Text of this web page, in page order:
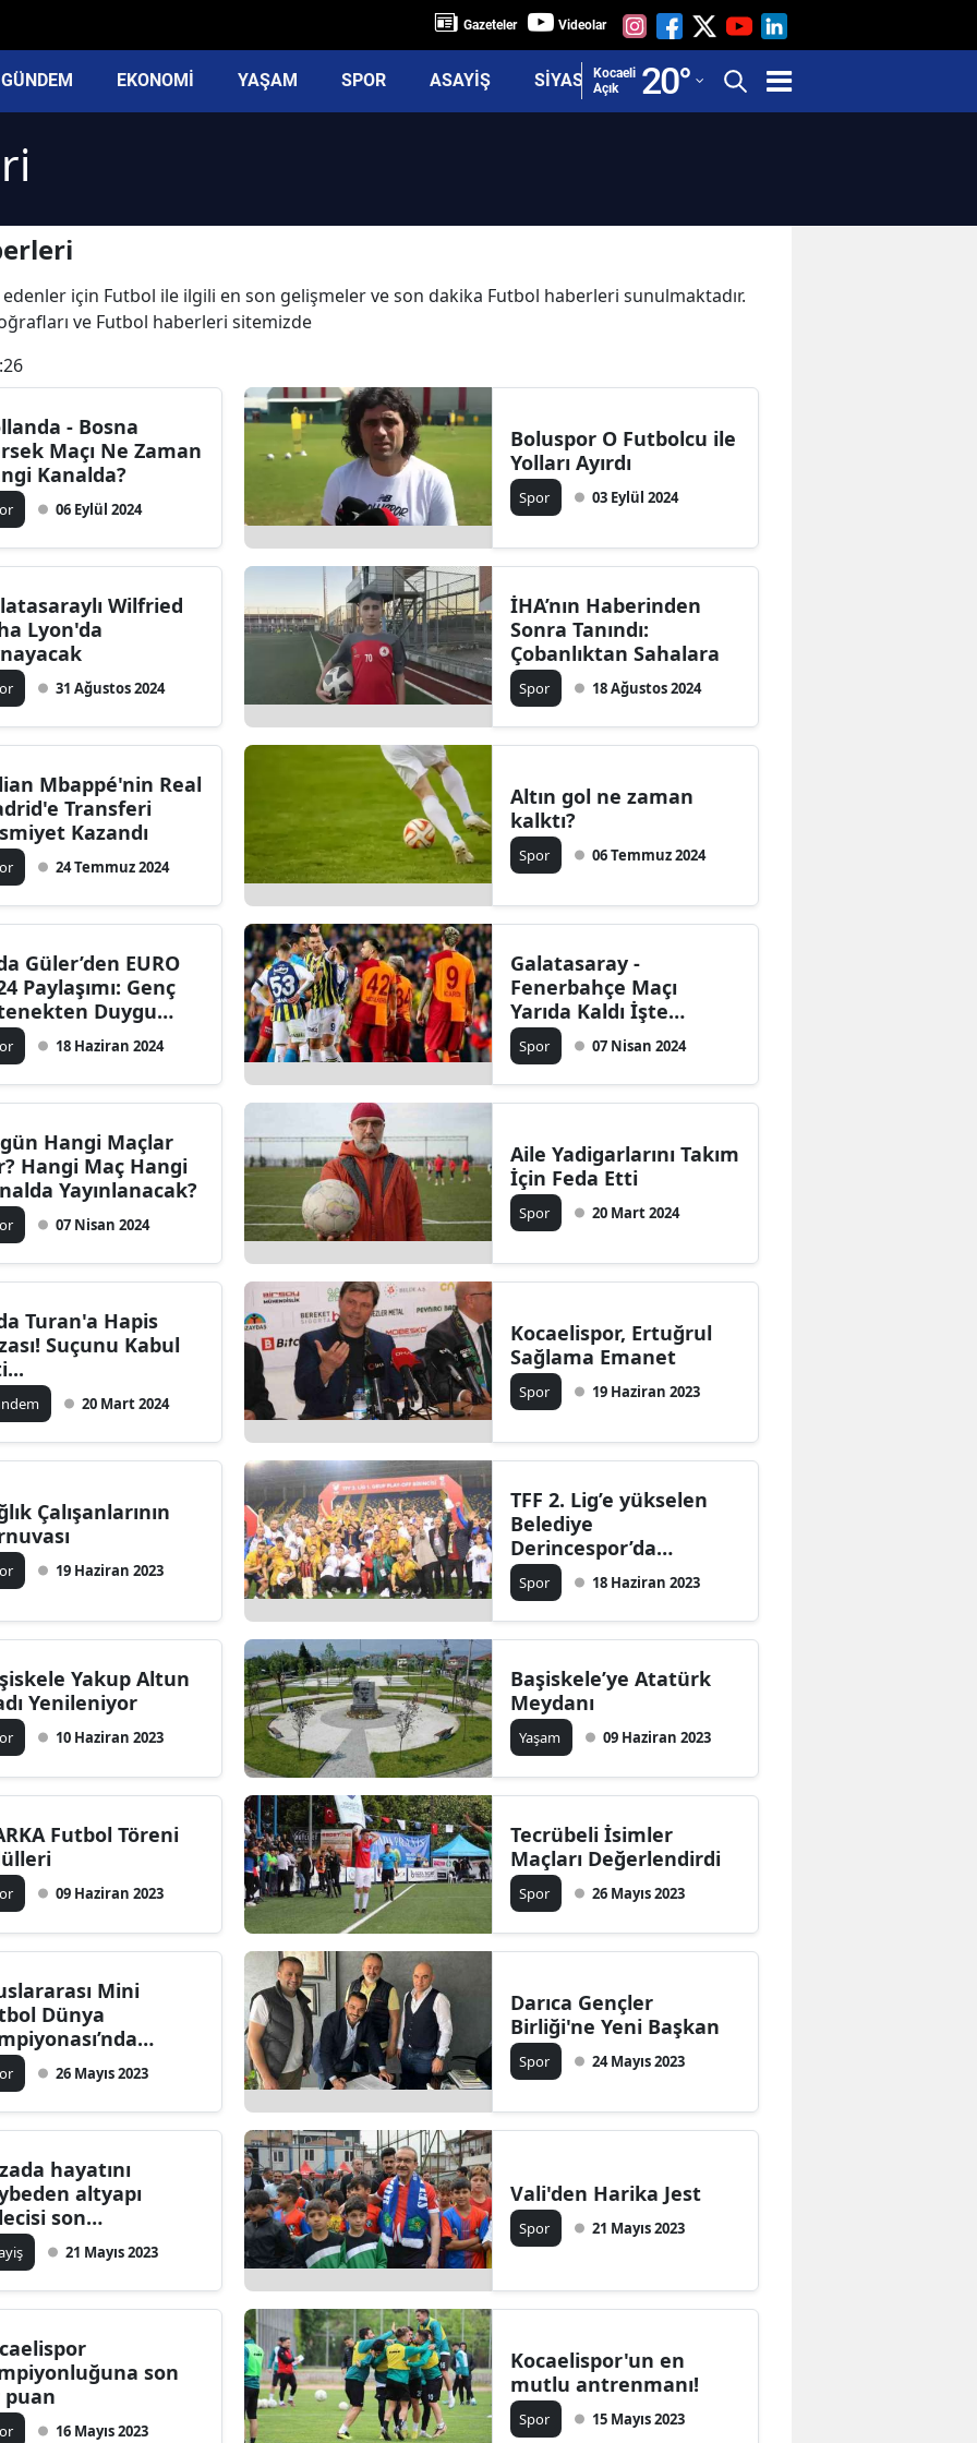
Gazeteler Videolar
GÜNDEM EKONOMİ YAŞAM SPOR ASAYİŞ SİYASETKocaeli
Açık
20°
Adana
Adıyaman
Ankara
Balıkesir
Bilecik
Bitlis
Bolu
Burdur
Diyarbakır
Edirne
Elazığ
Eskişehir
Hakkari
Mersin
İstanbul
İzmir
Kastamonu
Kocaeli
Konya
Manisa
Kahramanmaraş
Rize
Sakarya
için Futbol ile ilgili en son gelişmeler ve son dakika Futbol haberleri sunulmaktadır.
ve Futbol haberleri sitemizde
- Bosna
Maçı Ne Zaman
Kanalda?
06 Eylül 2024
Boluspor O Futbolcu ile
Yolları Ayırdı
Spor 03 Eylül 2024
Wilfried
Lyon'da
31 Ağustos 2024
İHA’nın Haberinden
Sonra Tanındı:
Çobanlıktan Sahalara
Spor 18 Ağustos 2024
Mbappé'nin Real
Transferi
Kazandı
24 Temmuz 2024
Altın gol ne zaman
kalktı?
Spor 06 Temmuz 2024
Güler’den EURO
Paylaşımı: Genç
Duygu
Mesaj18 Haziran 2024
Galatasaray -
Fenerbahçe Maçı
Yarıda Kaldı İşte
Ayrıntılar
Spor 07 Nisan 2024
Hangi Maçlar
Hangi Maç Hangi
Yayınlanacak?
07 Nisan 2024
Aile Yadigarlarını Takım
İçin Feda Etti
Spor 20 Mart 2024
Turan'a Hapis
Suçunu Kabul
20 Mart 2024
Kocaelispor, Ertuğrul
Sağlama Emanet
Spor 19 Haziran 2023
Çalışanlarının
19 Haziran 2023
TFF 2. Lig’e yükselen
Belediye
Derincespor’da
Şampiyonluk
Kutlamaları Yarın
Spor 18 Haziran 2023
Yakup Altun
Yenileniyor
10 Haziran 2023
Başiskele’ye Atatürk
Meydanı
Yaşam 09 Haziran 2023
Futbol Töreni
09 Haziran 2023
Tecrübeli İsimler
Maçları Değerlendirdi
Spor 26 Mayıs 2023
Mini
Dünya
Rusya
26 Mayıs 2023
Darıca Gençler
Birliği'ne Yeni Başkan
Spor 24 Mayıs 2023
hayatını
altyapı
son
uğurlandı
21 Mayıs 2023
Vali'den Harika Jest
Spor 21 Mayıs 2023
son
puan
16 Mayıs 2023
Kocaelispor'un en
mutlu antrenmanı!
Spor 15 Mayıs 2023